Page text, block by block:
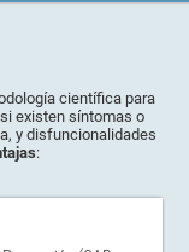
científica para
existen síntomas o
y disfuncionalidades
: